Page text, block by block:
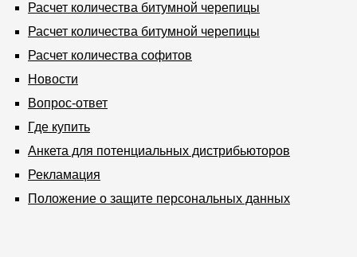
Расчет количества битумной черепицы
Расчет количества битумной черепицы
Расчет количества софитов
Новости
Вопрос-ответ
Где купить
Анкета для потенциальных дистрибьюторов
Рекламация
Положение о защите персональных данных